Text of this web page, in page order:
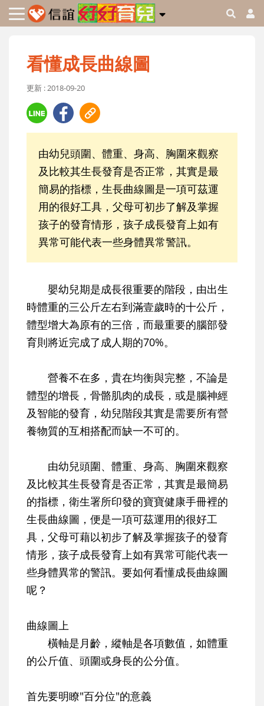
看懂成長曲線圖
更新 : 2018-09-20
由幼兒頭圍、體重、身高、胸圍來觀察
及比較其生長發育是否正常，其實是最
簡易的指標，生長曲線圖是一項可茲運
用的很好工具，父母可初步了解及掌握
孩子的發育情形，孩子成長發育上如有
異常可能代表一些身體異常警訊。
嬰幼兒期是成長很重要的階段，由出生
時體重的三公斤左右到滿壹歲時的十公斤，
體型增大為原有的三倍，而最重要的腦部發
育則將近完成了成人期的70%。
營養不在多，貴在均衡與完整，不論是
體型的增長，骨骼肌肉的成長，或是腦神經
及智能的發育，幼兒階段其實是需要所有營
養物質的互相搭配而缺一不可的。
由幼兒頭圍、體重、身高、胸圍來觀察
及比較其生長發育是否正常，其實是最簡易
的指標，衛生署所印發的寶寶健康手冊裡的
生長曲線圖，便是一項可茲運用的很好工
具，父母可藉以初步了解及掌握孩子的發育
情形，孩子成長發育上如有異常可能代表一
些身體異常的警訊。要如何看懂成長曲線圖
呢？
曲線圖上
橫軸是月齡，縱軸是各項數值，如體重
的公斤值、頭圍或身長的公分值。
首先要明瞭"百分位"的意義